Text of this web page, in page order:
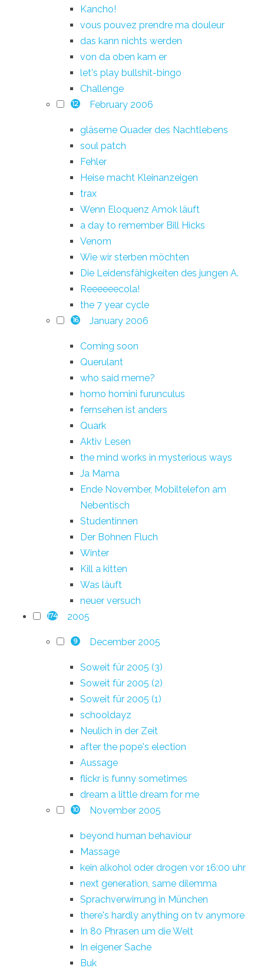
Kancho!
vous pouvez prendre ma douleur
das kann nichts werden
von da oben kam er
let's play bullshit-bingo
Challenge
12 February 2006
gläserne Quader des Nachtlebens
soul patch
Fehler
Heise macht Kleinanzeigen
trax
Wenn Eloquenz Amok läuft
a day to remember Bill Hicks
Venom
Wie wir sterben möchten
Die Leidensfähigkeiten des jungen A.
Reeeeeecola!
the 7 year cycle
16 January 2006
Coming soon
Querulant
who said meme?
homo homini furunculus
fernsehen ist anders
Quark
Aktiv Lesen
the mind works in mysterious ways
Ja Mama
Ende November, Mobiltelefon am
Nebentisch
Studentinnen
Der Bohnen Fluch
Winter
Kill a kitten
Was läuft
neuer versuch
174 2005
9 December 2005
Soweit für 2005 (3)
Soweit für 2005 (2)
Soweit für 2005 (1)
schooldayz
Neulich in der Zeit
after the pope's election
Aussage
flickr is funny sometimes
dream a little dream for me
10 November 2005
beyond human behaviour
Massage
kein alkohol oder drogen vor 16:00 uhr
next generation, same dilemma
Sprachverwirrung in München
there's hardly anything on tv anymore
In 80 Phrasen um die Welt
In eigener Sache
Buk